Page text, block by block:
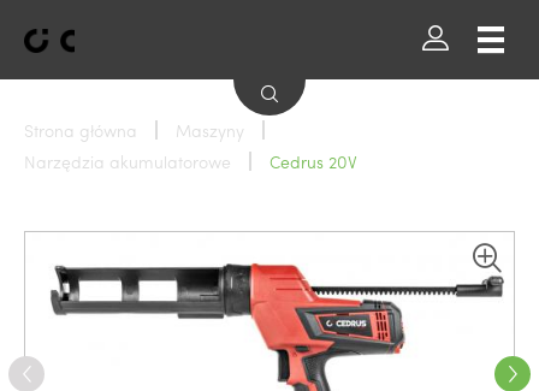
Strona główna
Maszyny
Narzędzia akumulatorowe
Cedrus 20V